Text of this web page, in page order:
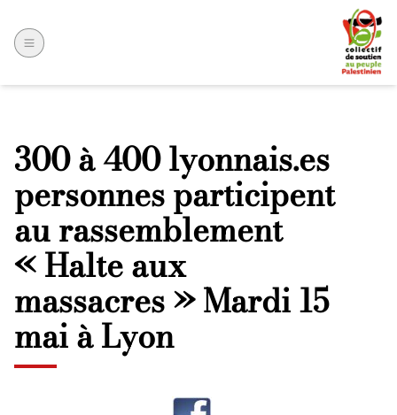
300 à 400 lyonnais.es
personnes participent
au rassemblement
« Halte aux
massacres » Mardi 15
mai à Lyon